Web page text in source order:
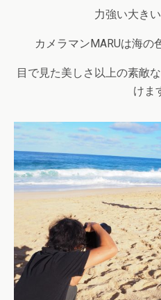
力強い大き
カメラマンMARUは海の
目で見た美しさ以上の素敵
けま